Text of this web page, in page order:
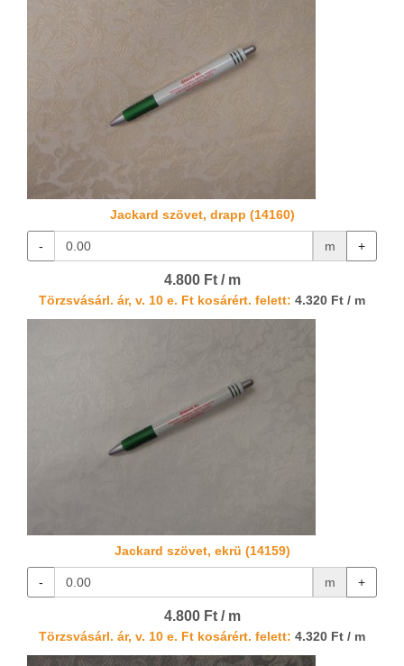
Jackard szövet, drapp (14160)
- m +
4.800 Ft / m
Törzsvásárl. ár, v. 10 e. Ft kosárért. felett: 4.320 Ft / m
Jackard szövet, ekrü (14159)
- m +
4.800 Ft / m
Törzsvásárl. ár, v. 10 e. Ft kosárért. felett: 4.320 Ft / m